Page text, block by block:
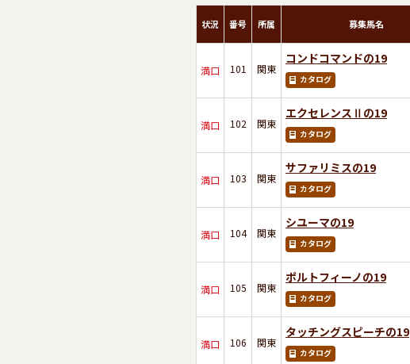
状況 番号 所属 募集馬名
満口 101 関東
コンドコマンドの19
カタログ
満口 102 関東
エクセレンスⅡの19
カタログ
満口 103 関東
サファリミスの19
カタログ
満口 104 関東
シユーマの19
カタログ
満口 105 関東
ポルトフィーノの19
カタログ
満口 106 関東
タッチングスピーチの19
カタログ